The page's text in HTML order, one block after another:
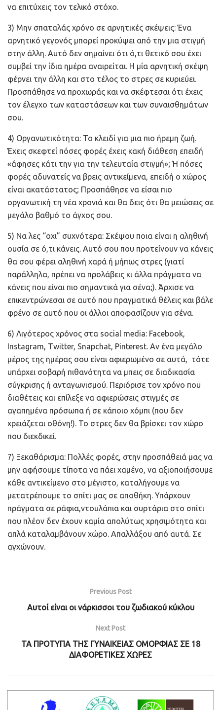
να επιτύχεις τον τελικό στόχο.
3) Μην σπαταλάς χρόνο σε αρνητικές σκέψεις: Ένα
αρνητικό γεγονός μπορεί προκύψει από την μια στιγμή
στην άλλη. Αυτό δεν σημαίνει ότι ό,τι θετικό σου έχει
συμβεί την ίδια ημέρα αναιρείται. Η μία αρνητική σκέψη
φέρνει την άλλη και στο τέλος το στρες σε κυριεύει.
Προσπάθησε να προχωράς και να σκέφτεσαι ότι έχεις
τον έλεγχο των καταστάσεων και των συναισθημάτων
σου.
4) Οργανωτικότητα: Το κλειδί για μια πιο ήρεμη ζωή.
Έχεις σκεφτεί πόσες φορές έχεις κακή διάθεση επειδή
«άφησες κάτι την για την τελευταία στιγμή»; Ή πόσες
φορές αδυνατείς να βρεις αντικείμενα, επειδή ο χώρος
είναι ακατάστατος; Προσπάθησε να είσαι πιο
οργανωτική τη νέα χρονιά και θα δεις ότι θα μειώσεις σε
μεγάλο βαθμό το άγχος σου.
5) Nα λες “οχι” συχνότερα: Σκέψου ποια είναι η αληθινή
ουσία σε ό,τι κάνεις. Αυτό σου που προτείνουν να κάνεις
θα σου φέρει αληθινή χαρά ή μήπως στρες (γιατί
παράλληλα, πρέπει να προλάβεις κι άλλα πράγματα να
κάνεις που είναι πιο σημαντικά για σένα;). Άρχισε να
επικεντρώνεσαι σε αυτό που πραγματικά θέλεις και βάλε
φρένο σε αυτό που οι άλλοι αποφασίζουν για σένα.
6) Λιγότερος χρόνος στα social media: Facebook,
Ιnstagram, Τwitter, Snapchat, Pinterest. Αν ένα μεγάλο
μέρος της ημέρας σου είναι αφιερωμένο σε αυτά, τότε
υπάρχει σοβαρή πιθανότητα να μπεις σε διαδικασία
σύγκρισης ή ανταγωνισμού. Περιόρισε τον χρόνο που
διαθέτεις και επίλεξε να αφιερώσεις στιγμές σε
αγαπημένα πρόσωπα ή σε κάποιο χόμπι (που δεν
χρειάζεται οθόνη!). Το στρες δεν θα βρίσκει τον χώρο
που διεκδικεί.
7) Ξεκαθάρισμα: Πολλές φορές, στην προσπάθειά μας να
μην αφήσουμε τίποτα να πάει χαμένο, να αξιοποιήσουμε
κάθε αντικείμενο στο μέγιστο, καταλήγουμε να
μετατρέπουμε το σπίτι μας σε αποθήκη. Υπάρχουν
πράγματα σε ράφια,ντουλάπια και συρτάρια στο σπίτι
που πλέον δεν έχουν καμία απολύτως χρησιμότητα και
απλά καταλαμβάνουν χώρο. Aπαλλάξου από αυτά. Σε
αγχώνουν.
Previous Post
Αυτοί είναι οι νάρκισσοι του ζωδιακού κύκλου
Next Post
ΤΑ ΠΡΟΤΥΠΑ ΤΗΣ ΓΥΝΑΙΚΕΙΑΣ ΟΜΟΡΦΙΑΣ ΣΕ 18
ΔΙΑΦΟΡΕΤΙΚΕΣ ΧΩΡΕΣ